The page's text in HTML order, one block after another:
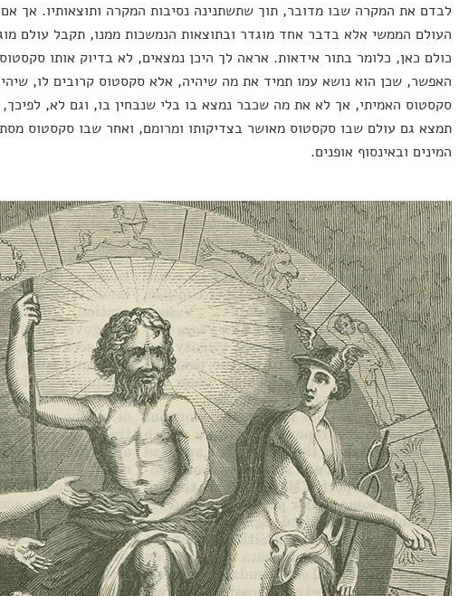
לבדם את המקרה שבו מדובר, תוך שתשתנינה נסיבות המקרה ותוצאותיו. אך
העולם הממשי אלא בדבר אחד מוגדר ובתוצאות הנמשכות ממנו, תקבל עולם
כולם כאן, כלומר בתור אידאות. אראה לך היכן נמצאים, לא בדיוק אותו
האפשר, שכן הוא נושא עמו תמיד את מה שיהיה, אלא סקסטוס קרובים לו,
סקסטוס האמיתי, אך לא את מה שכבר נמצא בו בלי שנבחין בו, וגם לא,
תמצא גם עולם שבו סקסטוס מאושר בצדיקותו ומרומם, ואחר שבו סקסטוס
המינים ובאינסוף אופנים.